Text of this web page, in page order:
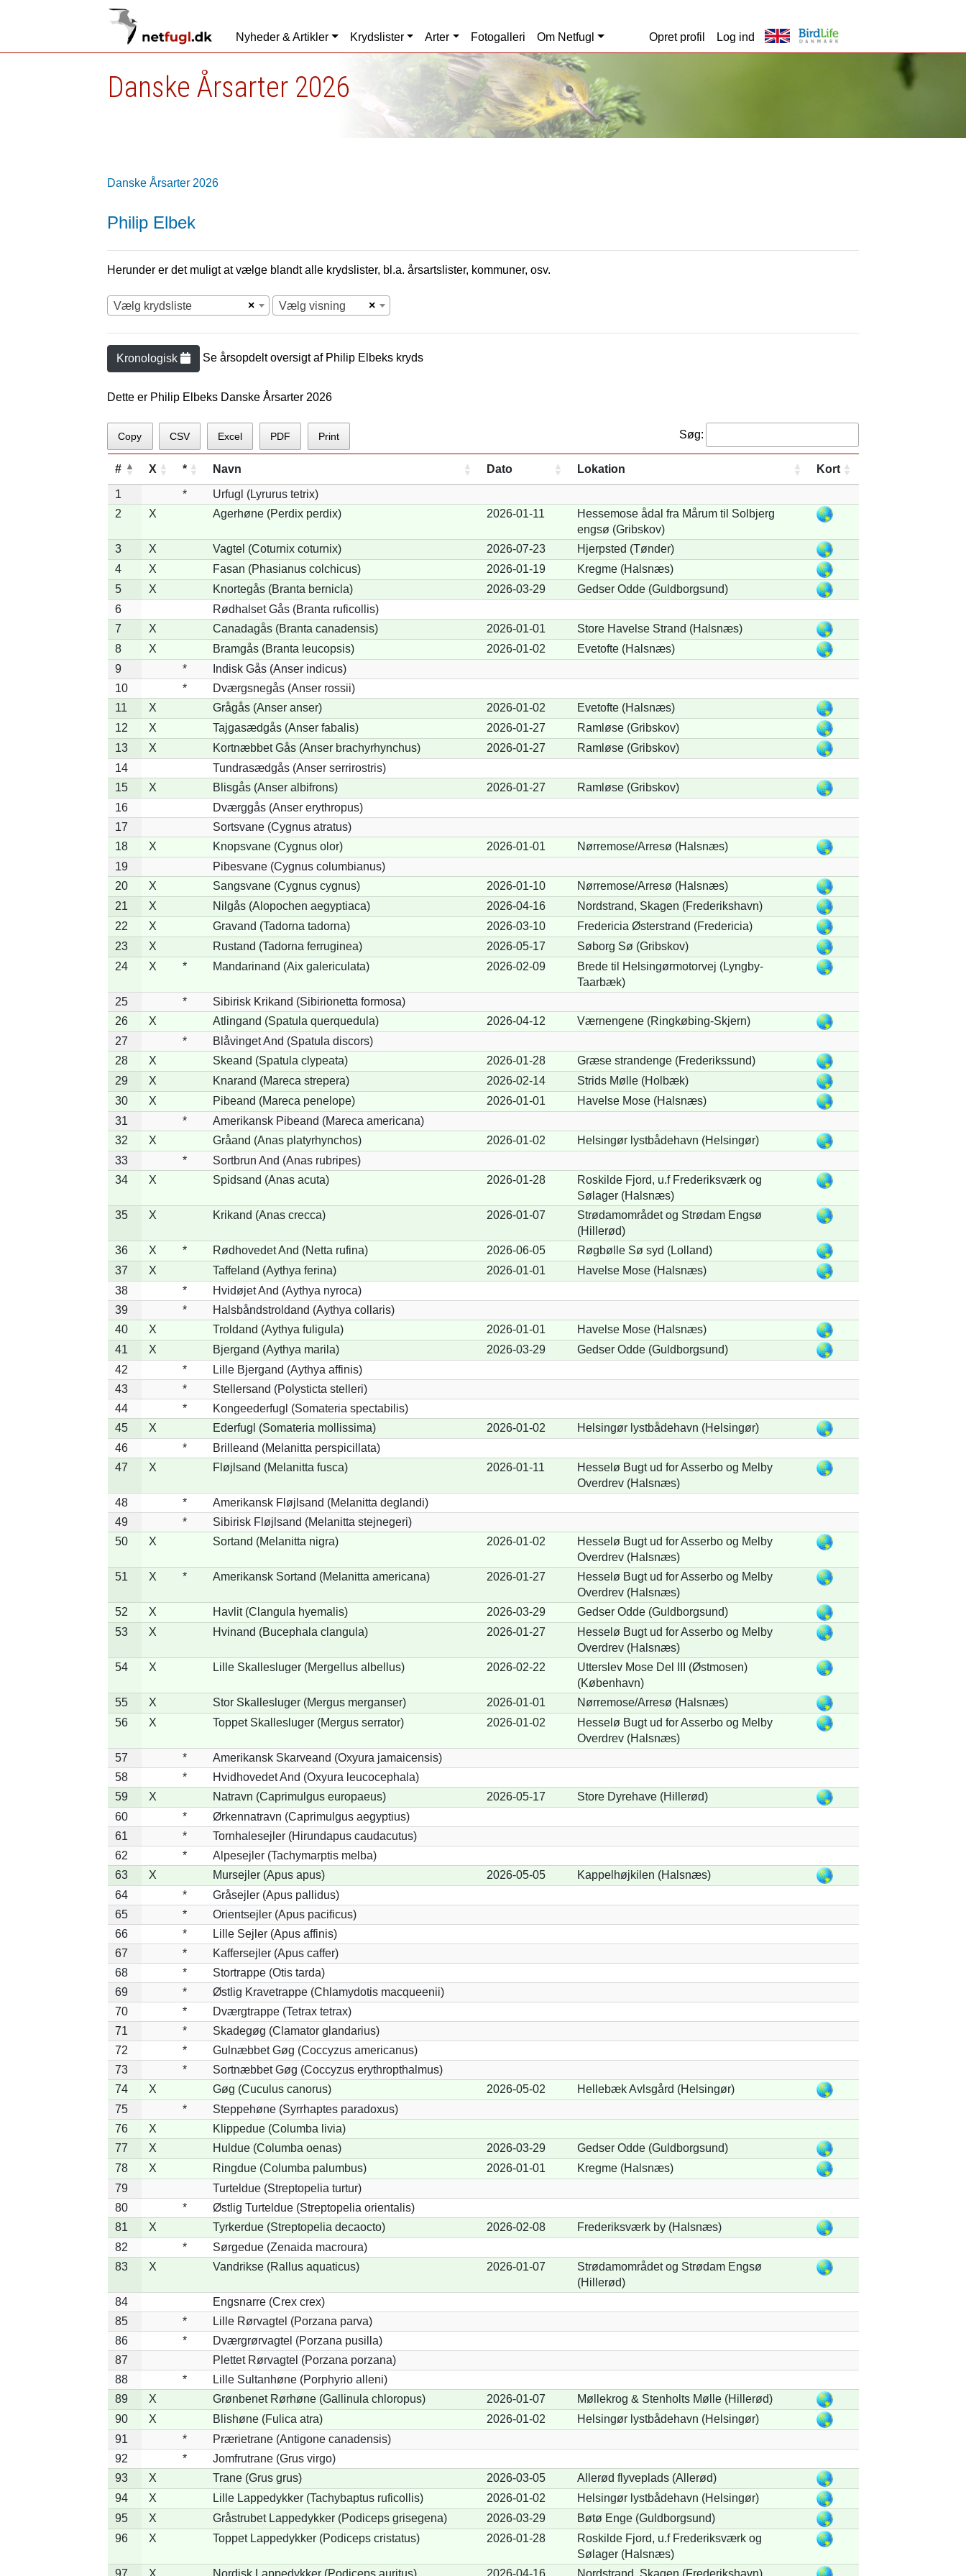
Nyheder & Artikler Krydslister Arter Fotogalleri Om Netfugl Opret profil Log ind
Danske Årsarter 2026
Danske Årsarter 2026
Philip Elbek
Herunder er det muligt at vælge blandt alle krydslister, bl.a. årsartslister, kommuner, osv.
×
Vælg krydsliste ×
Vælg visning
Kronologisk Se årsopdelt oversigt af Philip Elbeks kryds
Dette er Philip Elbeks Danske Årsarter 2026
Copy CSV Excel PDF Print Søg:
# X * Navn Dato Lokation Kort
1 *
Urfugl (Lyrurus tetrix)
2
X Agerhøne (Perdix perdix) 2026-01-11
Hessemose ådal fra Mårum til Solbjerg
engsø (Gribskov)
3
X Vagtel (Coturnix coturnix) 2026-07-23
Hjerpsted (Tønder)
4
X Fasan (Phasianus colchicus) 2026-01-19
Kregme (Halsnæs)
5
X Knortegås (Branta bernicla) 2026-03-29
Gedser Odde (Guldborgsund)
6
Rødhalset Gås (Branta ruficollis)
7
X Canadagås (Branta canadensis) 2026-01-01
Store Havelse Strand (Halsnæs)
8
X Bramgås (Branta leucopsis) 2026-01-02
Evetofte (Halsnæs)
9
*
Indisk Gås (Anser indicus)
10
*
Dværgsnegås (Anser rossii)
11
X Grågås (Anser anser) 2026-01-02
Evetofte (Halsnæs)
12
X Tajgasædgås (Anser fabalis) 2026-01-27
Ramløse (Gribskov)
13
X Kortnæbbet Gås (Anser brachyrhynchus) 2026-01-27
Ramløse (Gribskov)
14
Tundrasædgås (Anser serrirostris)
15
X Blisgås (Anser albifrons) 2026-01-27
Ramløse (Gribskov)
16
Dværggås (Anser erythropus)
17
Sortsvane (Cygnus atratus)
18
X Knopsvane (Cygnus olor) 2026-01-01
Nørremose/Arresø (Halsnæs)
19
Pibesvane (Cygnus columbianus)
20
X Sangsvane (Cygnus cygnus) 2026-01-10
Nørremose/Arresø (Halsnæs)
21
X Nilgås (Alopochen aegyptiaca) 2026-04-16
Nordstrand, Skagen (Frederikshavn)
22
X Gravand (Tadorna tadorna) 2026-03-10
Fredericia Østerstrand (Fredericia)
23
X Rustand (Tadorna ferruginea) 2026-05-17
Søborg Sø (Gribskov)
24
X * Mandarinand (Aix galericulata) 2026-02-09
Brede til Helsingørmotorvej (Lyngby-
Taarbæk)
25
*
Sibirisk Krikand (Sibirionetta formosa)
26
X Atlingand (Spatula querquedula) 2026-04-12
Værnengene (Ringkøbing-Skjern)
27
*
Blåvinget And (Spatula discors)
28
X Skeand (Spatula clypeata) 2026-01-28
Græse strandenge (Frederikssund)
29
X Knarand (Mareca strepera) 2026-02-14
Strids Mølle (Holbæk)
30
X Pibeand (Mareca penelope) 2026-01-01
Havelse Mose (Halsnæs)
31
*
Amerikansk Pibeand (Mareca americana)
32
X Gråand (Anas platyrhynchos) 2026-01-02
Helsingør lystbådehavn (Helsingør)
33
*
Sortbrun And (Anas rubripes)
34
X Spidsand (Anas acuta) 2026-01-28
Roskilde Fjord, u.f Frederiksværk og
Sølager (Halsnæs)
35
X Krikand (Anas crecca) 2026-01-07
Strødamområdet og Strødam Engsø
(Hillerød)
36
X * Rødhovedet And (Netta rufina) 2026-06-05
Røgbølle Sø syd (Lolland)
37
X Taffeland (Aythya ferina) 2026-01-01
Havelse Mose (Halsnæs)
38
*
Hvidøjet And (Aythya nyroca)
39
*
Halsbåndstroldand (Aythya collaris)
40
X Troldand (Aythya fuligula) 2026-01-01
Havelse Mose (Halsnæs)
41
X Bjergand (Aythya marila) 2026-03-29
Gedser Odde (Guldborgsund)
42
*
Lille Bjergand (Aythya affinis)
43
*
Stellersand (Polysticta stelleri)
44
*
Kongeederfugl (Somateria spectabilis)
45
X Ederfugl (Somateria mollissima) 2026-01-02
Helsingør lystbådehavn (Helsingør)
46
*
Brilleand (Melanitta perspicillata)
47
X Fløjlsand (Melanitta fusca) 2026-01-11
Hesselø Bugt ud for Asserbo og Melby
Overdrev (Halsnæs)
48
*
Amerikansk Fløjlsand (Melanitta deglandi)
49
*
Sibirisk Fløjlsand (Melanitta stejnegeri)
50
X Sortand (Melanitta nigra) 2026-01-02
Hesselø Bugt ud for Asserbo og Melby
Overdrev (Halsnæs)
51
X * Amerikansk Sortand (Melanitta americana) 2026-01-27
Hesselø Bugt ud for Asserbo og Melby
Overdrev (Halsnæs)
52
X Havlit (Clangula hyemalis) 2026-03-29
Gedser Odde (Guldborgsund)
53
X Hvinand (Bucephala clangula) 2026-01-27
Hesselø Bugt ud for Asserbo og Melby
Overdrev (Halsnæs)
54
X Lille Skallesluger (Mergellus albellus) 2026-02-22
Utterslev Mose Del III (Østmosen)
(København)
55
X Stor Skallesluger (Mergus merganser) 2026-01-01
Nørremose/Arresø (Halsnæs)
56
X Toppet Skallesluger (Mergus serrator) 2026-01-02
Hesselø Bugt ud for Asserbo og Melby
Overdrev (Halsnæs)
57
*
Amerikansk Skarveand (Oxyura jamaicensis)
58
*
Hvidhovedet And (Oxyura leucocephala)
59
X Natravn (Caprimulgus europaeus) 2026-05-17
Store Dyrehave (Hillerød)
60
*
Ørkennatravn (Caprimulgus aegyptius)
61
*
Tornhalesejler (Hirundapus caudacutus)
62
*
Alpesejler (Tachymarptis melba)
63
X Mursejler (Apus apus) 2026-05-05
Kappelhøjkilen (Halsnæs)
64
*
Gråsejler (Apus pallidus)
65
*
Orientsejler (Apus pacificus)
66
*
Lille Sejler (Apus affinis)
67
*
Kaffersejler (Apus caffer)
68
*
Stortrappe (Otis tarda)
69
*
Østlig Kravetrappe (Chlamydotis macqueenii)
70
*
Dværgtrappe (Tetrax tetrax)
71
*
Skadegøg (Clamator glandarius)
72
*
Gulnæbbet Gøg (Coccyzus americanus)
73
*
Sortnæbbet Gøg (Coccyzus erythropthalmus)
74
X Gøg (Cuculus canorus) 2026-05-02
Hellebæk Avlsgård (Helsingør)
75
*
Steppehøne (Syrrhaptes paradoxus)
76
X
Klippedue (Columba livia)
77
X Huldue (Columba oenas) 2026-03-29
Gedser Odde (Guldborgsund)
78
X Ringdue (Columba palumbus) 2026-01-01
Kregme (Halsnæs)
79
Turteldue (Streptopelia turtur)
80
*
Østlig Turteldue (Streptopelia orientalis)
81
X Tyrkerdue (Streptopelia decaocto) 2026-02-08
Frederiksværk by (Halsnæs)
82
*
Sørgedue (Zenaida macroura)
83
X Vandrikse (Rallus aquaticus) 2026-01-07
Strødamområdet og Strødam Engsø
(Hillerød)
84
Engsnarre (Crex crex)
85
*
Lille Rørvagtel (Porzana parva)
86
*
Dværgrørvagtel (Porzana pusilla)
87
Plettet Rørvagtel (Porzana porzana)
88
*
Lille Sultanhøne (Porphyrio alleni)
89
X Grønbenet Rørhøne (Gallinula chloropus) 2026-01-07
Møllekrog & Stenholts Mølle (Hillerød)
90
X Blishøne (Fulica atra) 2026-01-02
Helsingør lystbådehavn (Helsingør)
91
*
Prærietrane (Antigone canadensis)
92
*
Jomfrutrane (Grus virgo)
93
X Trane (Grus grus) 2026-03-05
Allerød flyveplads (Allerød)
94
X Lille Lappedykker (Tachybaptus ruficollis) 2026-01-02
Helsingør lystbådehavn (Helsingør)
95
X Gråstrubet Lappedykker (Podiceps grisegena) 2026-03-29
Bøtø Enge (Guldborgsund)
96
X Toppet Lappedykker (Podiceps cristatus) 2026-01-28
Roskilde Fjord, u.f Frederiksværk og
Sølager (Halsnæs)
97
X Nordisk Lappedykker (Podiceps auritus) 2026-04-16 Nordstrand, Skagen (Frederikshavn)